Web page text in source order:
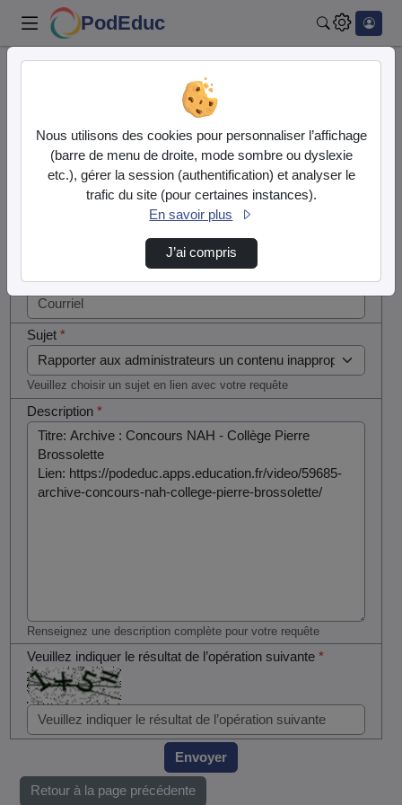
PodEduc
Contactez nous
Votre message
Courriel*
Sujet*
Veuillez choisir un sujet en lien avec votre requête
Description*
Renseignez une description complète pour votre requête
Veuillez indiquer le résultat de l’opération suivante*
si vous
êtes un
humain en
Envoyer
Retour à la page précédente
Nous utilisons des cookies pour personnaliser l’affichage
(barre de menu de droite, mode sombre ou dyslexie
etc.), gérer la session (authentification) et analyser le
trafic du site (pour certaines instances).
En savoir plus
J’ai compris